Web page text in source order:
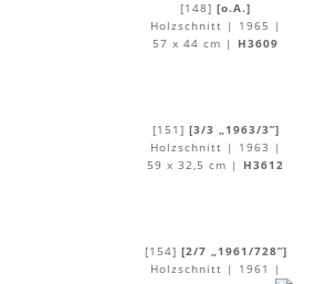
[148] [o.A.]
Holzschnitt | 1965 |
57 x 44 cm |
H3609
[151] [3/3 „1963/3”]
Holzschnitt | 1963 |
59 x 32,5 cm |
H3612
[154] [2/7 „1961/728”]
Holzschnitt | 1961 |